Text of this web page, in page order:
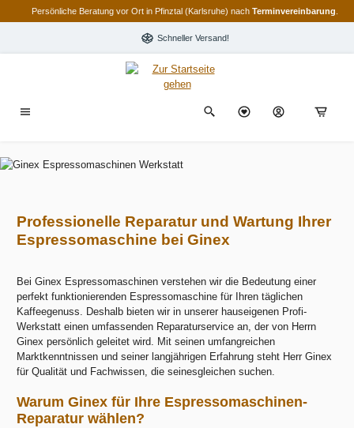
springen
Persönliche Beratung vor Ort in Pfinztal (Karlsruhe) nach Terminvereinbarung
Schneller Versand!
Professionelle Reparatur und Wartung Ihrer
Espressomaschine bei Ginex
Bei Ginex Espressomaschinen verstehen wir die Bedeutung einer
perfekt funktionierenden Espressomaschine für Ihren täglichen
Kaffeegenuss. Deshalb bieten wir in unserer hauseigenen Profi-
Werkstatt einen umfassenden Reparaturservice an, der von Herrn
Ginex persönlich geleitet wird. Mit seinen umfangreichen
Marktkenntnissen und seiner langjährigen Erfahrung steht Herr Ginex
für Qualität und Fachwissen, die seinesgleichen suchen.
Warum Ginex für Ihre Espressomaschinen-
Reparatur wählen?